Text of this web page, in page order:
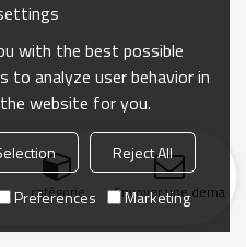
catégorie Envoyer une
with the best possible
to analyze user behavior in
website for you.
Reject All
Preferences Marketing